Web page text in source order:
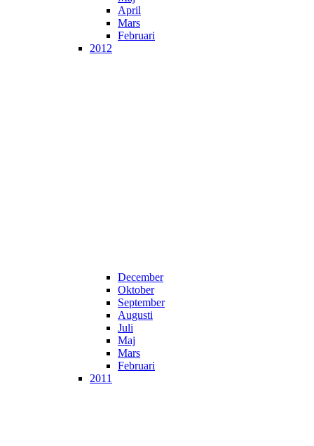
April
Mars
Februari
2012
December
Oktober
September
Augusti
Juli
Maj
Mars
Februari
2011